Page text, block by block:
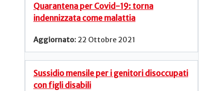
Quarantena per Covid-19: torna
indennizzata come malattia
22 Ottobre 2021
Sussidio mensile per i genitori disoccupati
con figli disabili